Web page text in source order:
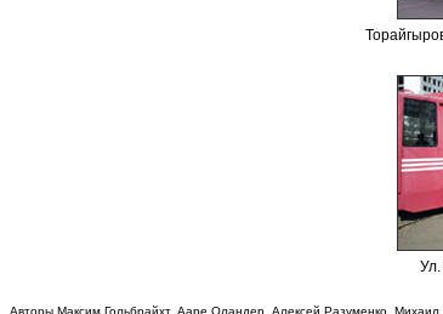
Авторы Максим Гольбрайхт, Ааре Оландер, Алексей Разуменко, Михаил